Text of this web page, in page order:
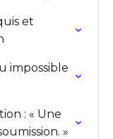
et
impossible
: « Une
»